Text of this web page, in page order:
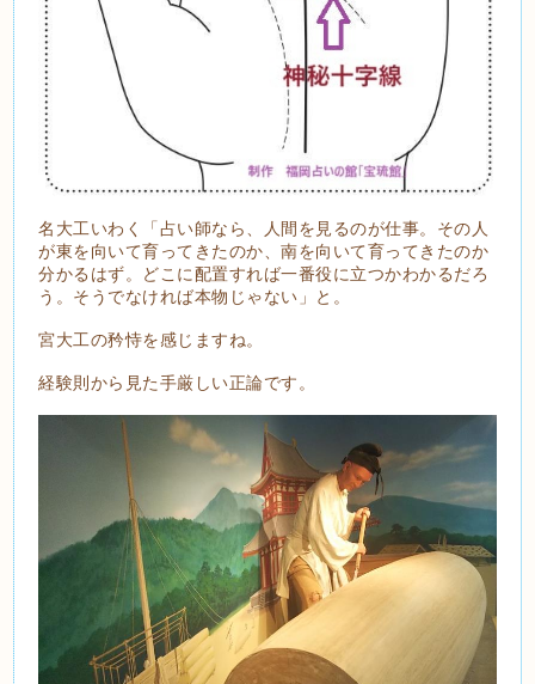
名大工いわく「占い師なら、人間を見るのが仕事。その人
が東を向いて育ってきたのか、南を向いて育ってきたのか
分かるはず。どこに配置すれば一番役に立つかわかるだろ
う。そうでなければ本物じゃない」と。
宮大工の矜恃を感じますね。
経験則から見た手厳しい正論です。